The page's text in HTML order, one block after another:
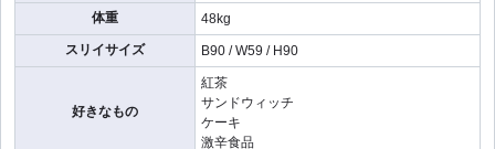
体重
48kg
スリイサイズ
B90 / W59 / H90
好きなもの
紅茶
サンドウィッチ
ケーキ
激辛食品